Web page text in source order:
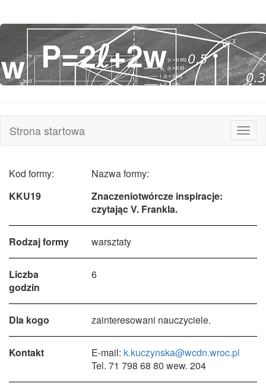
Strona startowa
Kod formy:
KKU19
Nazwa formy:
Znaczeniotwórcze inspiracje:
czytając V. Frankla.
Rodzaj formy warsztaty
Liczba
godzin
6
Dla kogo zainteresowani nauczyciele.
Kontakt E-mail: k.kuczynska@wcdn.wroc.pl
Tel. 71 798 68 80 wew. 204